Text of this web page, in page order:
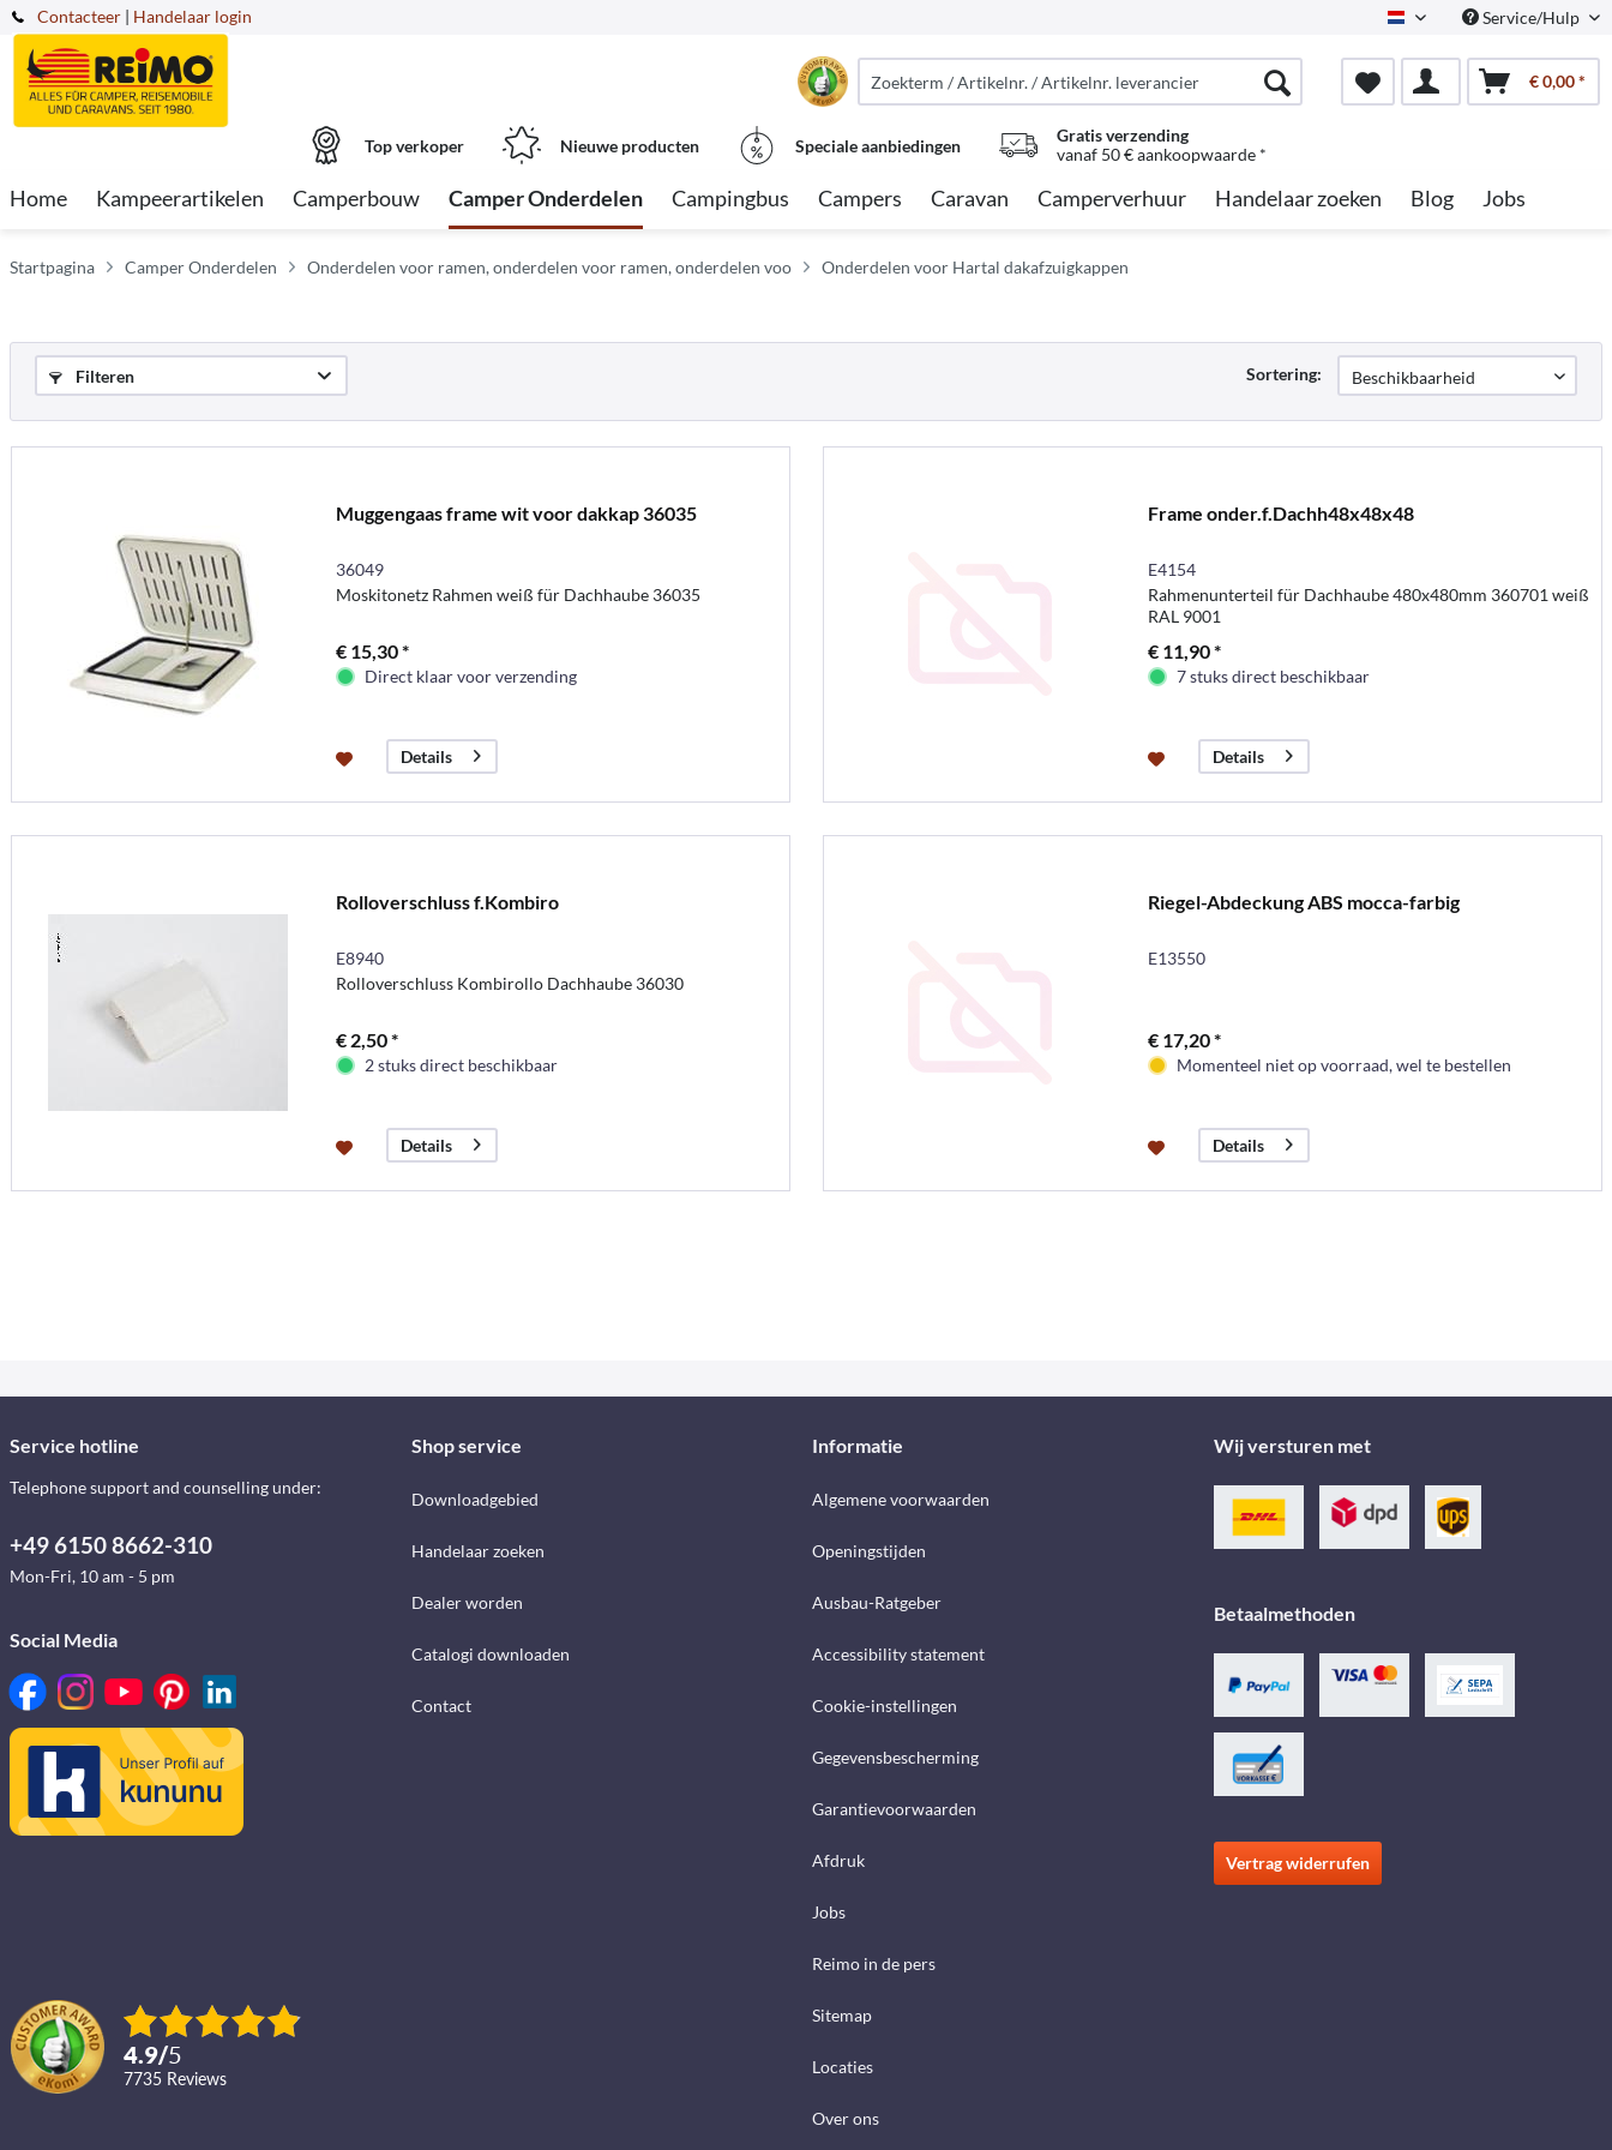
Contacteer Dutch Service/Hulp
| Handelaar login
€ 0,00 *
Top verkoper Nieuwe producten Speciale aanbiedingen
Gratis verzending
vanaf 50 € aankoopwaarde *
Home Kampeerartikelen Camperbouw Camper Onderdelen Campingbus Campers Caravan Camperverhuur Handelaar zoeken Blog Jobs
Startpagina Camper Onderdelen Onderdelen voor ramen, onderdelen voor ramen, onderdelen voo Onderdelen voor Hartal dakafzuigkappen
Filteren Sortering:
Muggengaas frame wit voor dakkap 36035
36049
Moskitonetz Rahmen weiß für Dachhaube 36035
€ 15,30 *
Direct klaar voor verzending
Details
Frame onder.f.Dachh48x48x48
E4154
Rahmenunterteil für Dachhaube 480x480mm 360701 weiß
RAL 9001
€ 11,90 *
7 stuks direct beschikbaar
Details
Rolloverschluss f.Kombiro
E8940
Rolloverschluss Kombirollo Dachhaube 36030
€ 2,50 *
2 stuks direct beschikbaar
Details
Riegel-Abdeckung ABS mocca-farbig
E13550
€ 17,20 *
Momenteel niet op voorraad, wel te bestellen
Details
Service hotline
Telephone support and counselling under:
+49 6150 8662-310
Mon-Fri, 10 am - 5 pm
Social Media
4.9/5
7735 reviews
Shop service
Downloadgebied
Handelaar zoeken
Dealer worden
Catalogi downloaden
Contact
Informatie
Algemene voorwaarden
Openingstijden
Ausbau-Ratgeber
Accessibility statement
Cookie-instellingen
Gegevensbescherming
Garantievoorwaarden
Afdruk
Jobs
Reimo in de pers
Sitemap
Locaties
Over ons
Wij versturen met
Betaalmethoden
Vertrag widerrufen